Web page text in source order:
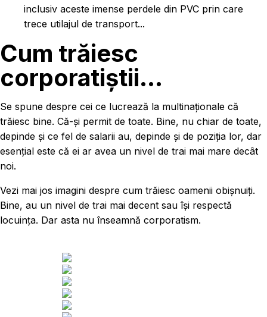
inclusiv aceste imense perdele din PVC prin care
trece utilajul de transport...
Cum trăiesc
corporatiștii...
Se spune despre cei ce lucrează la multinaționale că
trăiesc bine. Că-și permit de toate. Bine, nu chiar de toate,
depinde și ce fel de salarii au, depinde și de poziția lor, dar
esențial este că ei ar avea un nivel de trai mai mare decât
noi.
Vezi mai jos imagini despre cum trăiesc oamenii obișnuiți.
Bine, au un nivel de trai mai decent sau își respectă
locuința. Dar asta nu înseamnă corporatism.